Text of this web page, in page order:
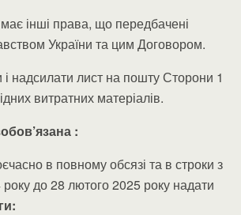
інші права, що передбачені
України та цим Договором.
надсилати лист на пошту Сторони 1
витратних матеріалів.
:
в повному обсязі та в строки з
до 28 лютого 2025 року надати